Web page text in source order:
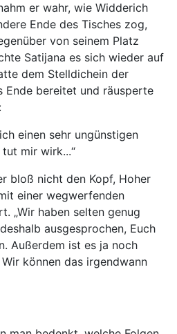
er wahr, wie Widderich
Ende des Tisches zog,
von seinem Platz
Satijana es sich wieder auf
dem Stelldichein der
Ende bereitet und räusperte
einen sehr ungünstigen
mir wirk...“
bloß nicht den Kopf, Hoher
einer wegwerfenden
„Wir haben selten genug
ausgesprochen, Euch
Außerdem ist es ja noch
können das irgendwann